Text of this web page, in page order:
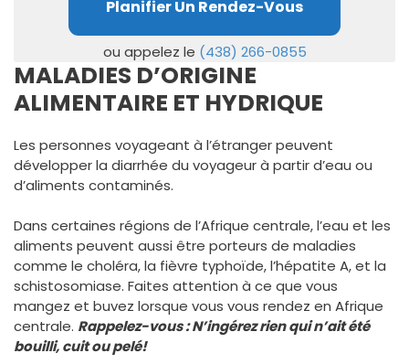
Planifier Un Rendez-Vous
ou appelez le (438) 266-0855
MALADIES D’ORIGINE
ALIMENTAIRE ET HYDRIQUE
Les personnes voyageant à l’étranger peuvent
développer la diarrhée du voyageur à partir d’eau ou
d’aliments contaminés.
Dans certaines régions de l’Afrique centrale, l’eau et les
aliments peuvent aussi être porteurs de maladies
comme le choléra, la fièvre typhoïde, l’hépatite A, et la
schistosomiase. Faites attention à ce que vous
mangez et buvez lorsque vous vous rendez en Afrique
centrale. Rappelez-vous : N’ingérez rien qui n’ait été
bouilli, cuit ou pelé!